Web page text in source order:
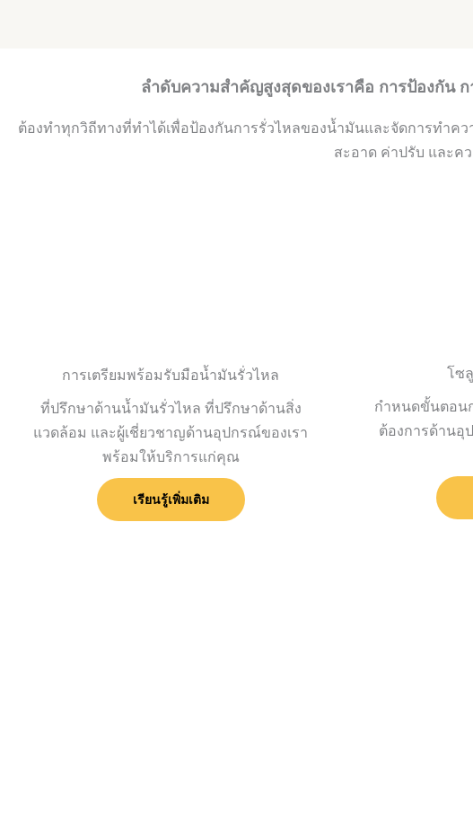
ลำดับความสำคัญสูงสุดของเราคือ การป้องกัน
ต้องทำทุกวิถีทางที่ทำได้เพื่อป้องกันการรั่วไหลของน้ำมันและจัดการทำค
สะอาด ค่าปรับ และค
การเตรียมพร้อมรับมือน้ำมันรั่วไหล
ที่ปรึกษาด้านน้ำมันรั่วไหล ที่ปรึกษาด้านสิ่ง
แวดล้อม และผู้เชี่ยวชาญด้านอุปกรณ์ของเรา
พร้อมให้บริการแก่คุณ
เรียนรู้เพิ่มเติม
โซ
กำหนดขั้นตอน
ต้องการด้านอุ